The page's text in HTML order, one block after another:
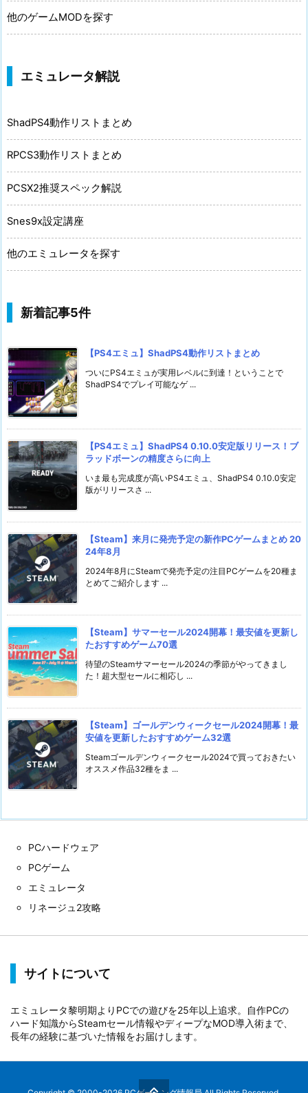
他のゲームMODを探す
エミュレータ解説
ShadPS4動作リストまとめ
RPCS3動作リストまとめ
PCSX2推奨スペック解説
Snes9x設定講座
他のエミュレータを探す
新着記事5件
【PS4エミュ】ShadPS4動作リストまとめ
ついにPS4エミュが実用レベルに到達！ということで
ShadPS4でプレイ可能なゲ ...
【PS4エミュ】ShadPS4 0.10.0安定版リリース！ブ
ラッドボーンの精度さらに向上
いま最も完成度が高いPS4エミュ、ShadPS4 0.10.0安定
版がリリースさ ...
【Steam】来月に発売予定の新作PCゲームまとめ 20
24年8月
2024年8月にSteamで発売予定の注目PCゲームを20種ま
とめてご紹介します ...
【Steam】サマーセール2024開幕！最安値を更新し
たおすすめゲーム70選
待望のSteamサマーセール2024の季節がやってきまし
た！超大型セールに相応し ...
【Steam】ゴールデンウィークセール2024開幕！最
安値を更新したおすすめゲーム32選
Steamゴールデンウィークセール2024で買っておきたい
オススメ作品32種をま ...
PCハードウェア
PCゲーム
エミュレータ
リネージュ2攻略
サイトについて
エミュレータ黎明期よりPCでの遊びを25年以上追求。自作PCの
ハード知識からSteamセール情報やディープなMOD導入術まで、
長年の経験に基づいた情報をお届けします。